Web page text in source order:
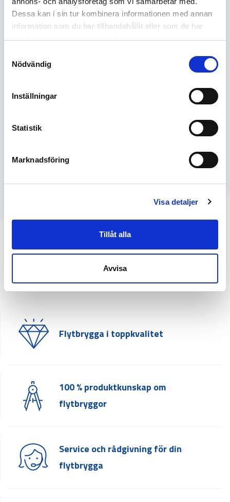
Dessa kan i sin tur kombinera informationen med annan
information som du har tillhandahållit eller som de har
samlat in när du har använt deras tjänster.
Nödvändig
Inställningar
Statistik
Marknadsföring
Visa detaljer
Tillåt alla
Avvisa
SE REFERENSER FÖR VÅRA
FLYTBRYGGOR
Varför välja Top Marine som
leverantör av flytbryggor?
Flytbrygga i toppkvalitet
100 % produktkunskap om
flytbryggor
Service och rådgivning för din
flytbrygga